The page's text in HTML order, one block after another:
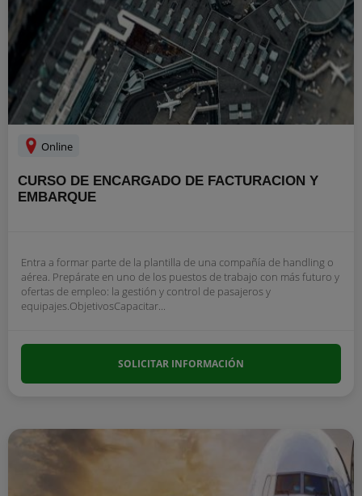
Online
CURSO DE ENCARGADO DE FACTURACION Y
EMBARQUE
Entra a formar parte de la plantilla de una compañía de handling o
aérea. Prepárate en uno de los puestos de trabajo con más futuro y
ofertas de empleo: la gestión y control de pasajeros y
equipajes.ObjetivosCapacitar...
SOLICITAR INFORMACIÓN